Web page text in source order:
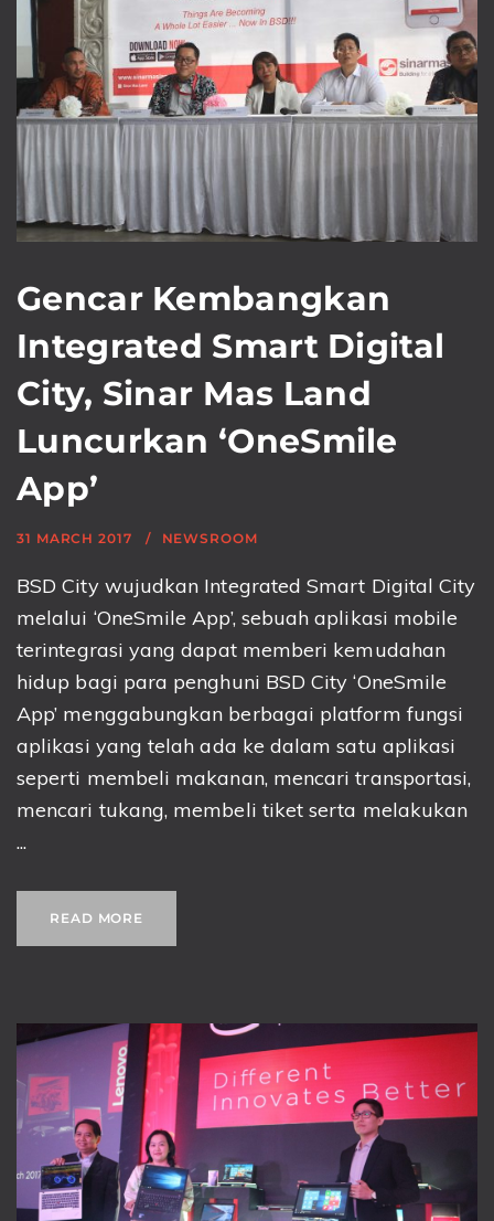
Gencar Kembangkan
Integrated Smart Digital
City, Sinar Mas Land
Luncurkan ‘OneSmile
App’
31 MARCH 2017 NEWSROOM
BSD City wujudkan Integrated Smart Digital City
melalui ‘OneSmile App’, sebuah aplikasi mobile
terintegrasi yang dapat memberi kemudahan
hidup bagi para penghuni BSD City ‘OneSmile
App’ menggabungkan berbagai platform fungsi
aplikasi yang telah ada ke dalam satu aplikasi
seperti membeli makanan, mencari transportasi,
mencari tukang, membeli tiket serta melakukan
...
READ MORE